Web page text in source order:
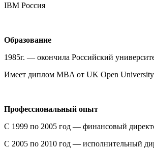
IBM Россия
Образование
1985г. — окончила Российский
Имеет диплом MBA от UK Open
Профессиональный опыт
С 1999 по 2005 год — финансовый
C 2005 по 2010 год — исполнительный